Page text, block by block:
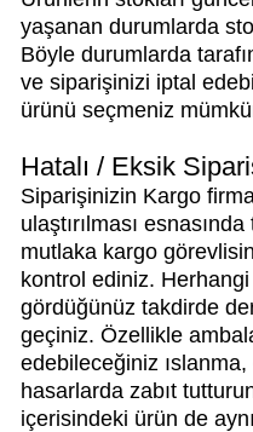
yaşanan durumlarda
Böyle durumlarda
ve siparişinizi iptal
ürünü seçmeniz
Hatalı / Eksik
Siparişinizin Kargo
ulaştırılması
mutlaka kargo
kontrol ediniz.
gördüğünüz takdirde
geçiniz. Özellikle
edebileceğiniz
hasarlarda zabıt
içerisindeki ürün de